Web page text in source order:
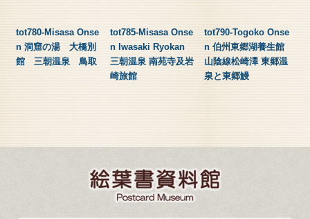
tot780-Misasa Onse
n 洞窟の湯 大橋別
館 三朝温泉 鳥取
tot785-Misasa Onse
n Iwasaki Ryokan
三朝温泉 南苑寺及岩
崎旅館
tot790-Togoko Onse
n 伯州東郷湖養生館
山陰線松崎澤 東郷温
泉と東郷鰻